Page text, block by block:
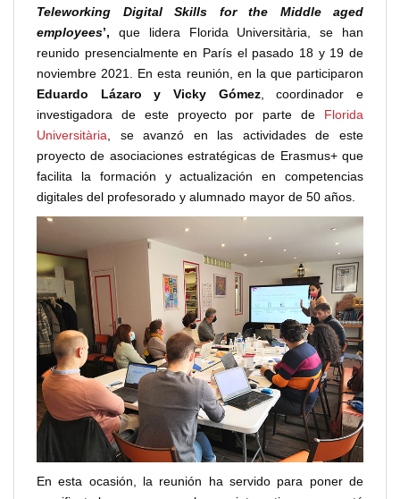
Teleworking Digital Skills for the Middle aged
employees’, que lidera Florida Universitària, se han
reunido presencialmente en París el pasado 18 y 19 de
noviembre 2021. En esta reunión, en la que participaron
Eduardo Lázaro y Vicky Gómez, coordinador e
investigadora de este proyecto por parte de Florida
Universitària, se avanzó en las actividades de este
proyecto de asociaciones estratégicas de Erasmus+ que
facilita la formación y actualización en competencias
digitales del profesorado y alumnado mayor de 50 años.
En esta ocasión, la reunión ha servido para poner de